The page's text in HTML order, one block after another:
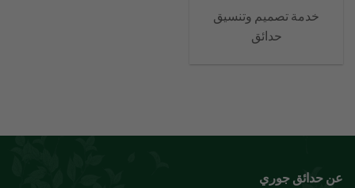
خدمة تصميم وتنسيق
حدائق
عن حدائق جوري